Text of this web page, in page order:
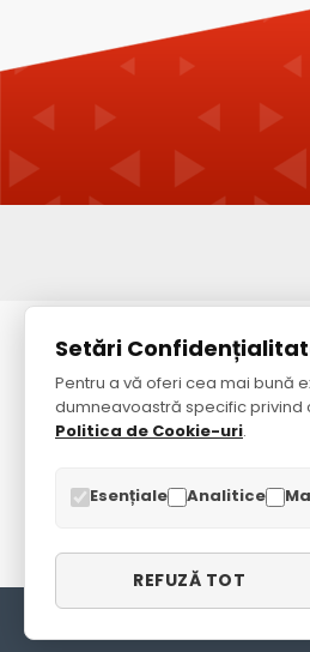
Despre noi
Despre noi
Politica de
Setări
Pentru a vă oferi cea mai bună
dumneavoastră specific
Politica de Cookie-uri.
Esențiale Analitice
REFUZĂ TOT